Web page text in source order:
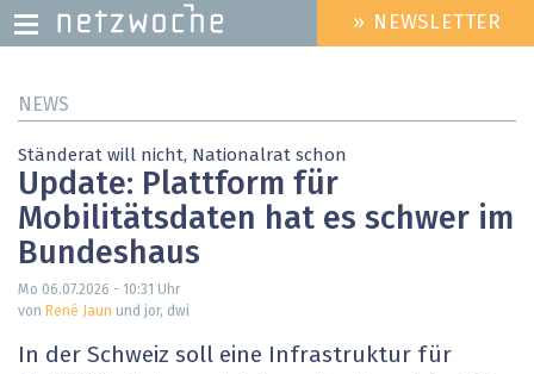
zum
HEADER
MENU
» NEWSLETTER
NEWS
Ständerat will nicht, Nationalrat schon
Update: Plattform für
Mobilitätsdaten hat es schwer im
Bundeshaus
Mo 06.07.2026 - 10:31 Uhr
von René Jaun und jor, dwi
In der Schweiz soll eine Infrastruktur für